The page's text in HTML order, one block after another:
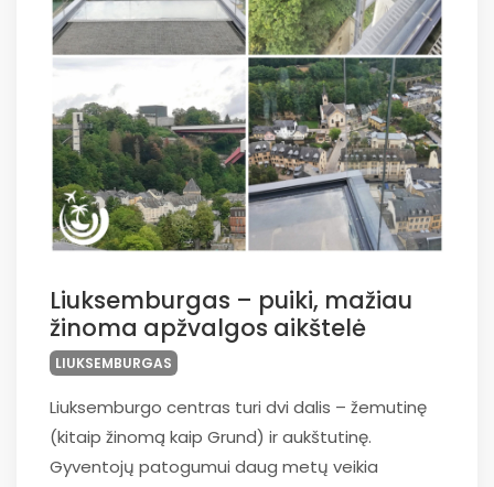
Liuksemburgas – puiki, mažiau
žinoma apžvalgos aikštelė
LIUKSEMBURGAS
Liuksemburgo centras turi dvi dalis – žemutinę
(kitaip žinomą kaip Grund) ir aukštutinę.
Gyventojų patogumui daug metų veikia